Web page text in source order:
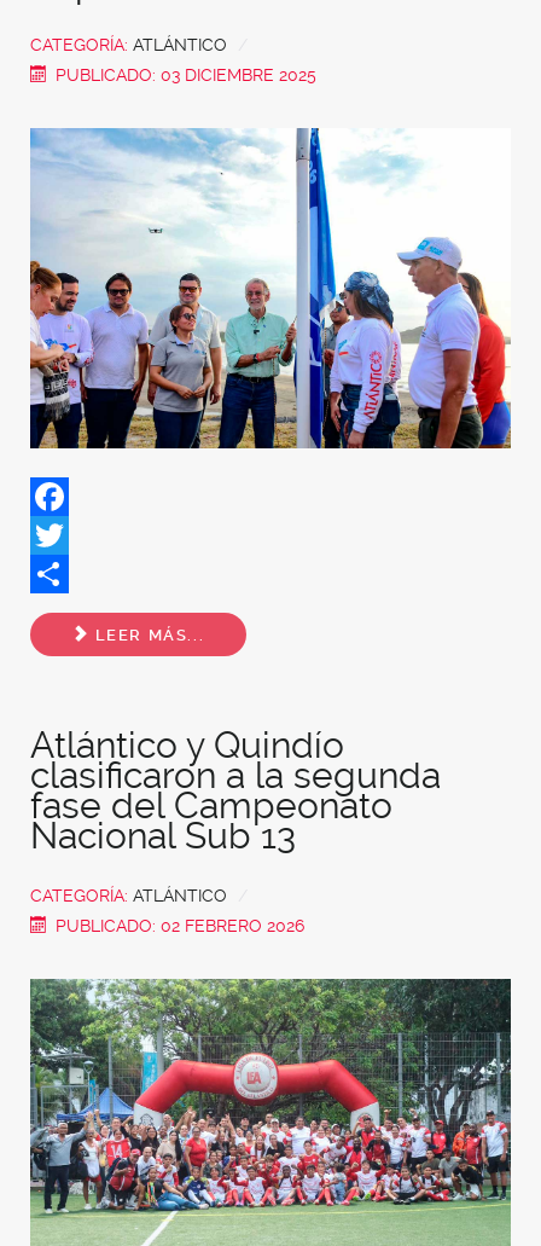
CATEGORÍA: ATLÁNTICO
PUBLICADO: 03 DICIEMBRE 2025
Facebook
Twitter
Share
LEER MÁS...
Atlántico y Quindío
clasificaron a la segunda
fase del Campeonato
Nacional Sub 13
CATEGORÍA: ATLÁNTICO
PUBLICADO: 02 FEBRERO 2026